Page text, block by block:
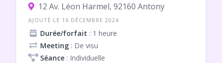
12 Av. Léon Harmel, 92160 Antony
AJOUTÉ LE 16 DÉCEMBRE 2024
Durée/forfait : 1 heure
Meeting : De visu
Séance : Individuelle